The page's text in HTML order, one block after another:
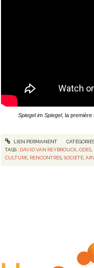
Spiegel im Spiegel, la première
LIEN PERMANENT
TAGS : DAVID VAN REYBROUCK ,ODES
CULTURE RENCONTRES ,SOCIÉTÉ ,